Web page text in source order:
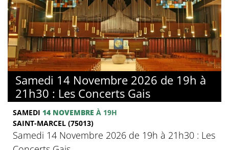
Samedi 14 Novembre 2026 de 19h à
21h30 : Les Concerts Gais
SAMEDI 14 NOVEMBRE À 19H
SAINT-MARCEL (75013)
Samedi 14 Novembre 2026 de 19h à 21h30 : Les